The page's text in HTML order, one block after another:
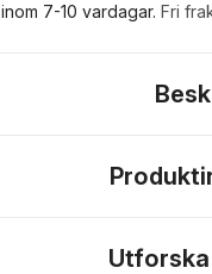
inom 7-10 vardagar. Fri